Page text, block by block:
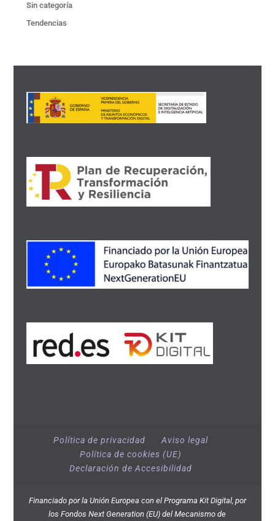
Sin categoría
Tendencias
Política de privacidad
Aviso legal
Política de cookies (UE)
Declaración de Accesibilidad
Financiado por la Unión Europea con el Programa Kit Digital, por
los Fondos Next Generation (EU) del Mecanismo de